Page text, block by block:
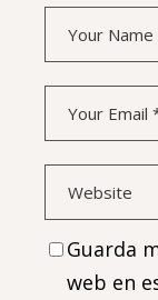
Guarda
web en